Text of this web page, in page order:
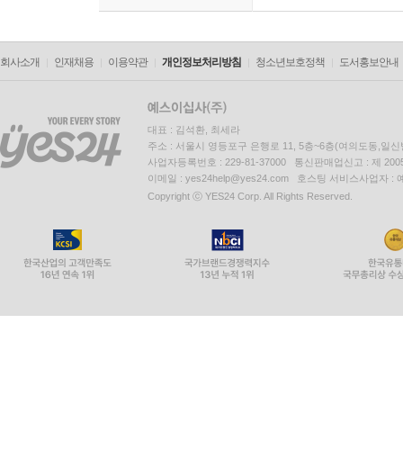
회사소개 인재채용 이용약관 개인정보처리방침 청소년보호정책 도서홍보안내
대표 : 김석환, 최세라
주소 : 서울시 영등포구 은행로 11, 5층~6층(여의도동,일신
사업자등록번호 : 229-81-37000 통신판매업신고 : 제
이메일 : yes24help@yes24.com 호스팅 서비스사업자 :
Copyright ⓒ YES24 Corp. All Rights Reserved.